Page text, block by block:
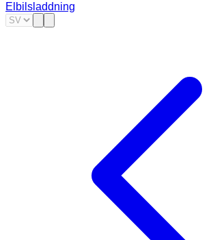
Elbilsladdning